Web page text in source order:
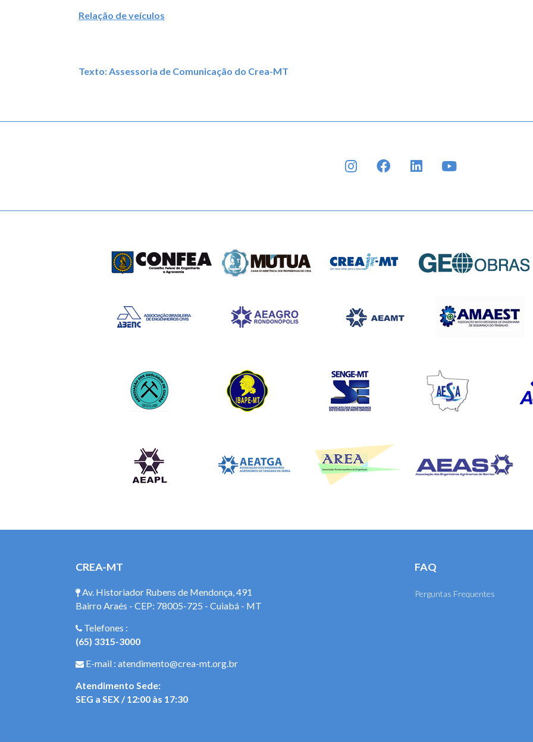
Relação de veículos
Texto: Assessoria de Comunicação do Crea-MT
INSTAGRAMFACEBOOKLINKEDIN
CREA-MT
Av. Historiador Rubens de Mendonça, 491
Bairro Araés - CEP: 78005-725 - Cuiabá - MT
Telefones :
(65) 3315-3000
E-mail : atendimento@crea-mt.org.br
Atendimento Sede:
SEG a SEX / 12:00 às 17:30
FAQ
Perguntas Frequentes